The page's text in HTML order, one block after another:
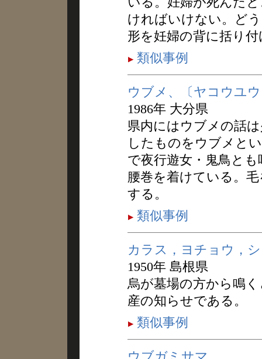
ければいけない。ど
形を妊婦の背に括り
類似事例
ウブメ、〔ヤコウユ
1986年 大分県
県内にはウブメの話
したものをウブメと
で夜行遊女・鬼鳥と
腰巻を着けている。
する。
類似事例
カラス，ヨチョウ，
1950年 島根県
烏が墓場の方から鳴
産の知らせである。
類似事例